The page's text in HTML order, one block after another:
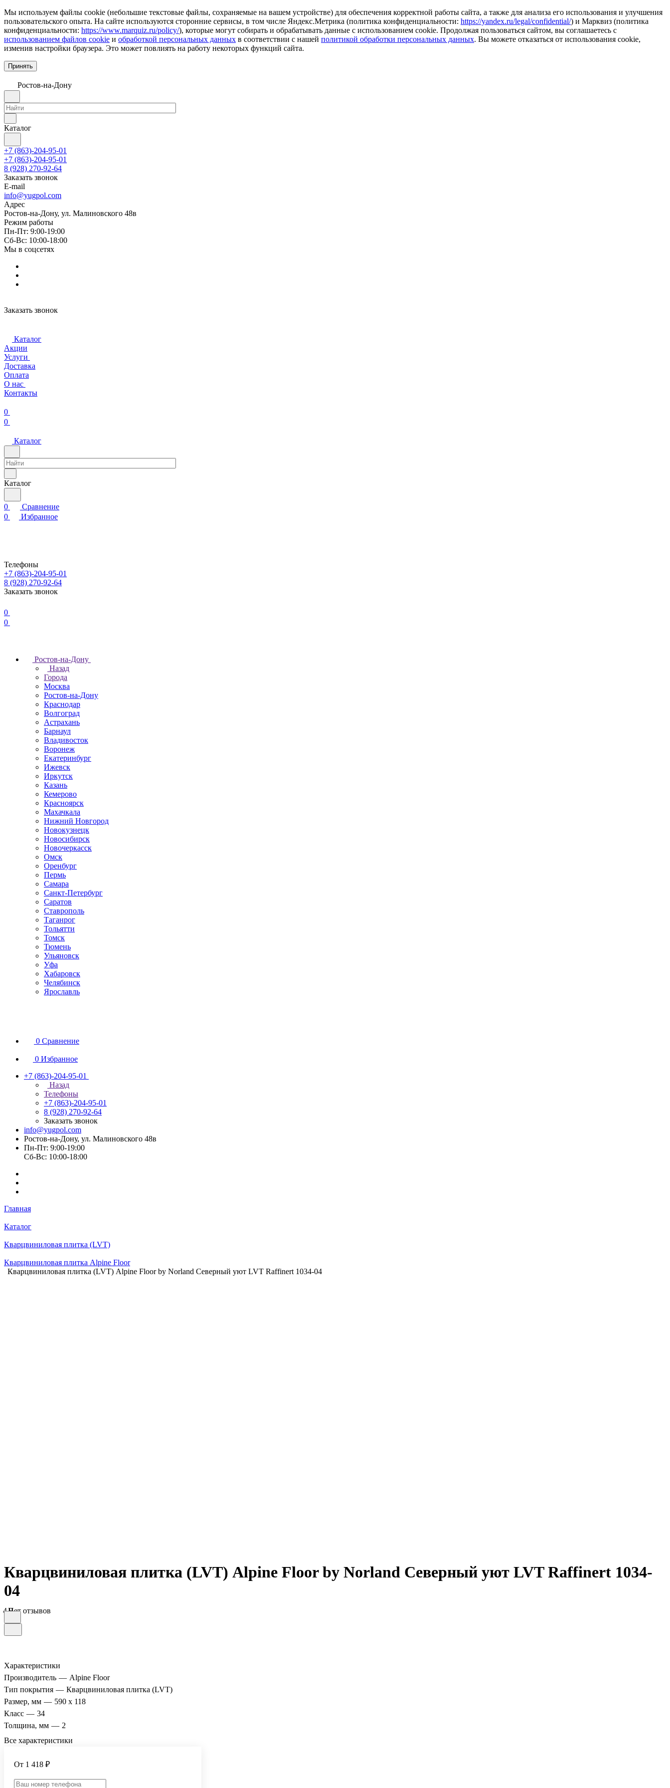
Мы используем файлы cookie (небольшие текстовые файлы, сохраняемые на вашем устройстве) для обеспечения корректной работы сайта, а также для анализа его использования и улучшения
пользовательского опыта. На сайте используются сторонние сервисы, в том числе Яндекс.Метрика (политика конфиденциальности: https://yandex.ru/legal/confidential/) и Марквиз (политика
конфиденциальности: https://www.marquiz.ru/policy/), которые могут собирать и обрабатывать данные с использованием cookie. Продолжая пользоваться сайтом, вы соглашаетесь с
использованием файлов cookie и обработкой персональных данных в соответствии с нашей политикой обработки персональных данных. Вы можете отказаться от использования cookie,
изменив настройки браузера. Это может повлиять на работу некоторых функций сайта.
Принять
Ростов-на-Дону
Каталог
+7 (863)-204-95-01
+7 (863)-204-95-01
8 (928) 270-92-64
Заказать звонок
E-mail
info@yugpol.com
Адрес
Ростов-на-Дону, ул. Малиновского 48в
Режим работы
Пн-Пт: 9:00-19:00
Cб-Вс: 10:00-18:00
Мы в соцсетях
Заказать звонок
Каталог
Акции
Услуги
Доставка
Оплата
О нас
Контакты
0
0
Каталог
Каталог
0
Сравнение
0
Избранное
Телефоны
+7 (863)-204-95-01
8 (928) 270-92-64
Заказать звонок
0
0
Ростов-на-Дону
Назад
Города
Москва
Ростов-на-Дону
Краснодар
Волгоград
Астрахань
Барнаул
Владивосток
Воронеж
Екатеринбург
Ижевск
Иркутск
Казань
Кемерово
Красноярск
Махачкала
Нижний Новгород
Новокузнецк
Новосибирск
Новочеркаcск
Омск
Оренбург
Пермь
Самара
Санкт-Петербург
Саратов
Ставрополь
Таганрог
Тольятти
Томск
Тюмень
Ульяновск
Уфа
Хабаровск
Челябинск
Ярославль
0 Сравнение
0 Избранное
+7 (863)-204-95-01
Назад
Телефоны
+7 (863)-204-95-01
8 (928) 270-92-64
Заказать звонок
info@yugpol.com
Ростов-на-Дону, ул. Малиновского 48в
Пн-Пт: 9:00-19:00
Cб-Вс: 10:00-18:00
Главная
Каталог
Кварцвиниловая плитка (LVT)
Кварцвиниловая плитка Alpine Floor
Кварцвиниловая плитка (LVT) Alpine Floor by Norland Северный уют LVT Raffinert 1034-04
Кварцвиниловая плитка (LVT) Alpine Floor by Norland Северный уют LVT Raffinert 1034-
04
4.9Нет отзывов
Характеристики
Производитель — Alpine Floor
Тип покрытия — Кварцвиниловая плитка (LVT)
Размер, мм — 590 x 118
Класс — 34
Толщина, мм — 2
Все характеристики
От 1 418 ₽